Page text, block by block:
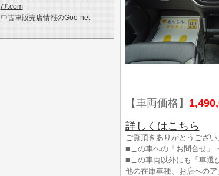
び.com
中古車販売店情報のGoo-net
【車両価格】
詳しくはこちら
ご覧頂きありがとうござい
■この車への「お問合せ」
■この車両以外にも「車選
他の在庫車種、お店への